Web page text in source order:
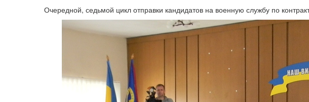
Очередной, седьмой цикл отправки кандидатов на военную службу по